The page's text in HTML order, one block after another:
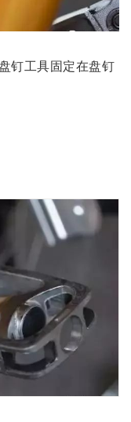
钉工具固定在盘钉